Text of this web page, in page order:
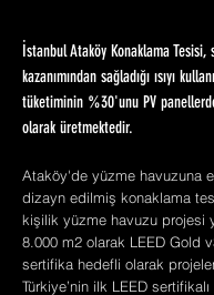
İstanbul Ataköy Konaklama Tesisi,
kazanımından sağladığı ısıyı
tüketiminin %30'unu PV
olarak üretmektedir.
Ataköy'de yüzme havuzuna
dizayn edilmiş konaklama
kişilik yüzme havuzu projesi
8.000 m2 olarak LEED Gold
sertifika hedefli olarak
Türkiye’nin ilk LEED